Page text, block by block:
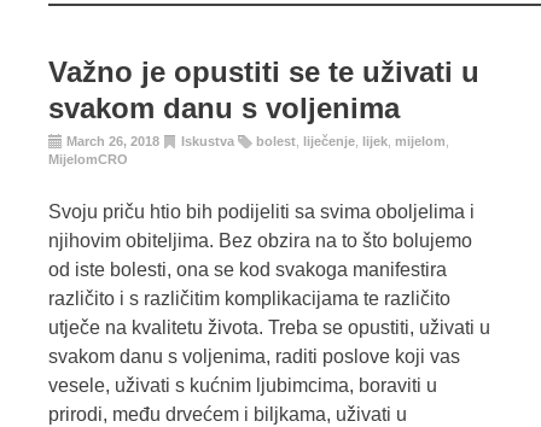
Važno je opustiti se te uživati u
svakom danu s voljenima
March 26, 2018 Iskustva bolest liječenje lijek mijelom
MijelomCRO
Svoju priču htio bih podijeliti sa svima oboljelima i
njihovim obiteljima. Bez obzira na to što bolujemo
od iste bolesti, ona se kod svakoga manifestira
različito i s različitim komplikacijama te različito
utječe na kvalitetu života. Treba se opustiti, uživati u
svakom danu s voljenima, raditi poslove koji vas
vesele, uživati s kućnim ljubimcima, boraviti u
prirodi, među drvećem i biljkama, uživati u